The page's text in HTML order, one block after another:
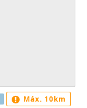
Máx. 10km